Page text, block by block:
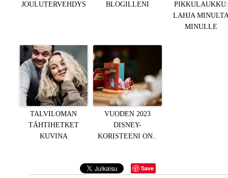
JOULUTERVEHDYS
BLOGILLENI
PIKKULAUKKU:
LAHJA
MINULLE
TALVILOMAN
TÄHTIHETKET
KUVINA
VUODEN 2023
DISNEY-
KORISTEENI ON..
Save